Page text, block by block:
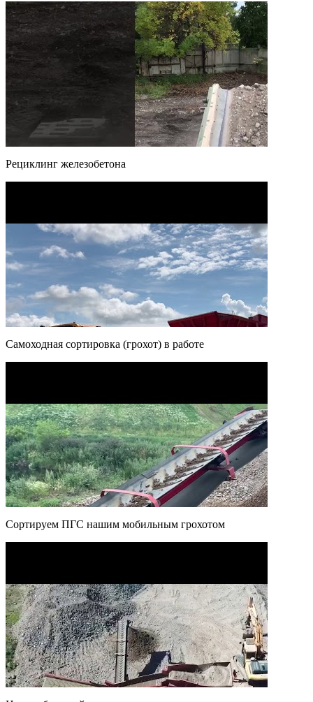
Рециклинг железобетона
Самоходная сортировка (грохот) в работе
Сортируем ПГС нашим мобильным грохотом